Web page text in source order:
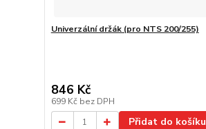
Univerzální držák (pro NTS 200/255)
846 Kč
699 Kč bez DPH
Přidat do košíku